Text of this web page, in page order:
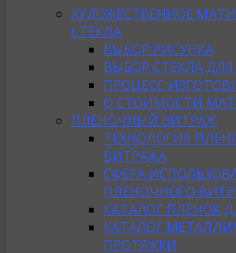
ХУДОЖЕСТВЕННОЕ
СТЕКЛА
ВЫБОР РИСУНКА
ВЫБОР СТЕКЛА
ПРОЦЕСС
О СТОИМОСТИ
ПЛЕНОЧНЫЙ ВИТРАЖ
ТЕХНОЛОГИЯ
ВИТРАЖА
СФЕРА
ПЛЕНОЧНОГО
КАТАЛОГ ПЛЕНОК
КАТАЛОГ
ПРОТЯЖКИ